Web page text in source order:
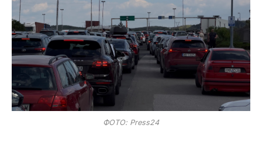
ФОТО: Press24